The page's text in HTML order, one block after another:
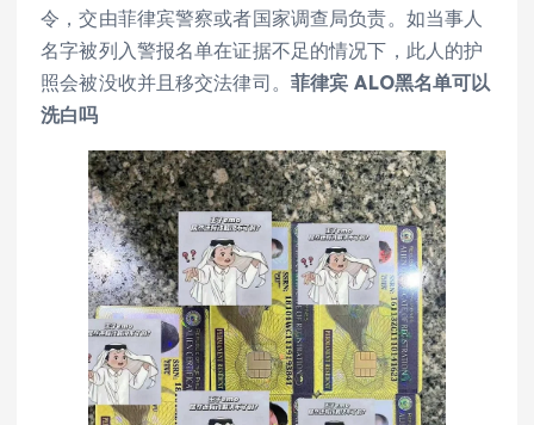
令，交由菲律宾警察或者国家调查局负责。如当事人
名字被列入警报名单在证据不足的情况下，此人的护
照会被没收并且移交法律司。 菲律宾 ALO黑名单可以
洗白吗